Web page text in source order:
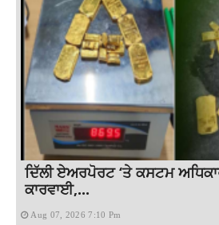
ਦਿੱਲੀ ਏਅਰਪੋਰਟ ‘ਤੇ ਕਸਟਮ
ਕਾਰਵਾਈ,...
Aug 07, 2026 7:10 Pm